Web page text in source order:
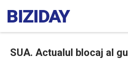
SUA. Actualul blocaj al